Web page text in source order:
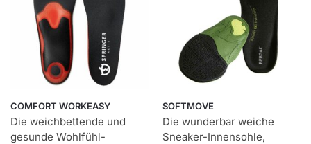
COMFORT WORKEASY
Die weichbettende und
gesunde Wohlfühl-
SOFTMOVE
Die wunderbar weiche
Sneaker-Innensohle,